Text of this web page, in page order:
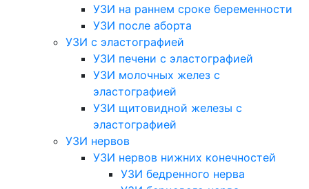
УЗИ на раннем сроке беременности
УЗИ после аборта
УЗИ с эластографией
УЗИ печени с эластографией
УЗИ молочных желез с
эластографией
УЗИ щитовидной железы с
эластографией
УЗИ нервов
УЗИ нервов нижних конечностей
УЗИ бедренного нерва